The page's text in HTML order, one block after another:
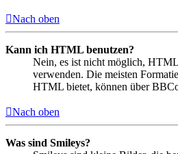
Nach oben
Kann ich HTML benutzen?
Nein, es ist nicht möglich,
verwenden. Die meisten
HTML bietet, können über
Nach oben
Was sind Smileys?